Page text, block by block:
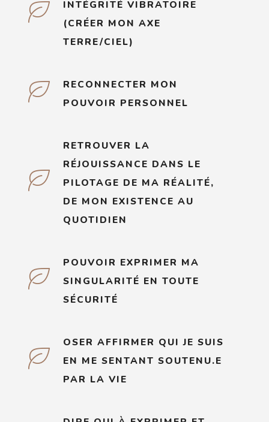
INTÉGRITÉ VIBRATOIRE
(CRÉER MON AXE
TERRE/CIEL)
RECONNECTER MON
POUVOIR PERSONNEL
RETROUVER LA
RÉJOUISSANCE DANS LE
PILOTAGE DE MA RÉALITÉ,
DE MON EXISTENCE AU
QUOTIDIEN
POUVOIR EXPRIMER MA
SINGULARITÉ EN TOUTE
SÉCURITÉ
OSER AFFIRMER QUI JE SUIS
EN ME SENTANT SOUTENU.E
PAR LA VIE